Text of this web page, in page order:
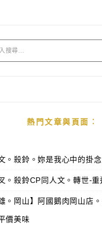
熱門文章與頁面︰
。殺鈴。妳是我心中的掛念
。殺鈴CP同人文。轉世-重
。岡山】阿國鵝肉岡山店
價美味